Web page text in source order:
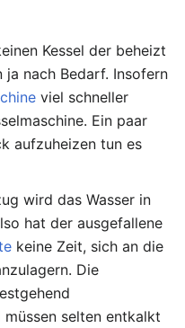
Kessel der beheizt
nach Bedarf. Insofern
viel schneller
Ein paar
aufzuheizen tun es
wird das Wasser in
hat der ausgefallene
keine Zeit, sich an die
Die
selten entkalkt